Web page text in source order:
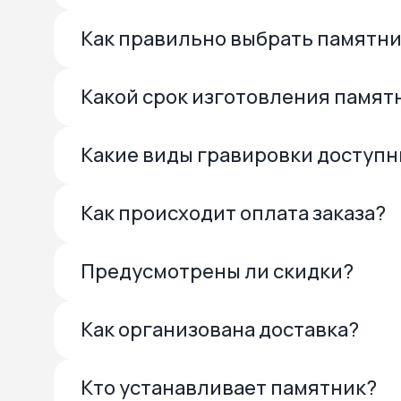
Как правильно выбрать
Какой срок изготовления
Какие виды гравировки
Как происходит оплата заказа?
Предусмотрены ли скидки?
Как организована доставка?
Кто устанавливает памятник?